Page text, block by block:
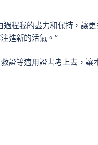
過程我的盡力和保持，讓更
進新的活氣。”
證等適用證書考上去，讓